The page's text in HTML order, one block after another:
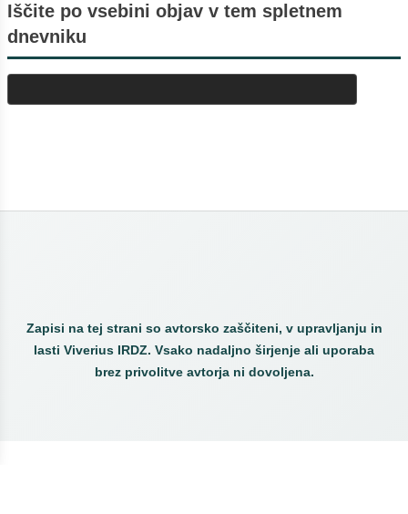
Zakaj je 60 % napačnih odgovorov
5 “mitov” o spletnih izobraževanjih
spletnega izobra...
maj
Digitalizacija v praksi: Kakšne so njene
Iščite po vsebini objav v tem spletnem
dnevniku
Zapisi na tej strani so avtorsko zaščiteni, v upravljanju in
lasti Viverius IRDZ. Vsako nadaljno širjenje ali uporaba
brez privolitve avtorja ni dovoljena.